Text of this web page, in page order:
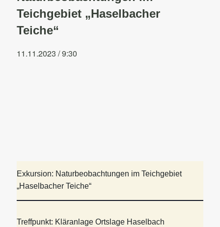
Teichgebiet „Haselbacher
Teiche“
11.11.2023 / 9:30
Exkursion: Naturbeobachtungen im Teichgebiet
„Haselbacher Teiche“
Treffpunkt: Kläranlage Ortslage Haselbach